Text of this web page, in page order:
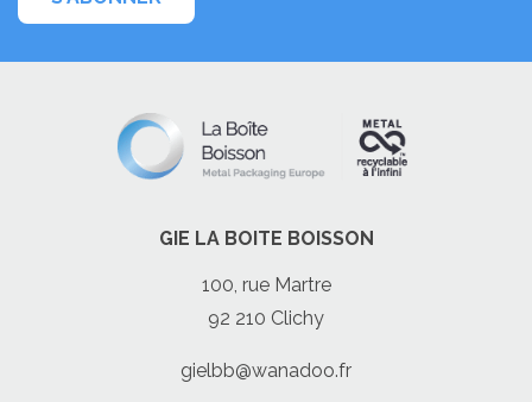
GIE LA BOITE BOISSON
100, rue Martre
92 210 Clichy
gielbb@wanadoo.fr